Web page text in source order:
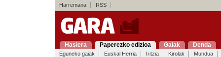
Harremana RSS
Hasiera Paperezko edizioa Gaiak Denda
Eguneko gaiak Euskal Herria Iritzia Kirolak Mundua